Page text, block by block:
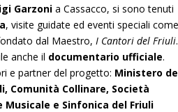
Garzoni a Cassacco, si sono tenuti
, visite guidate ed eventi speciali come
dal Maestro,I Cantori del Friuli.
anche il documentario ufficiale.
e partner del progetto: Ministero
Comunità Collinare, Società
e Sinfonica del Friuli